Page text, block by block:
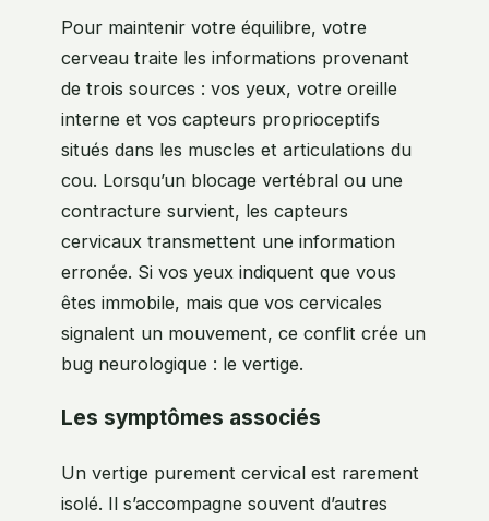
Pour maintenir votre équilibre, votre
cerveau traite les informations provenant
de trois sources : vos yeux, votre oreille
interne et vos capteurs proprioceptifs
situés dans les muscles et articulations du
cou. Lorsqu’un blocage vertébral ou une
contracture survient, les capteurs
cervicaux transmettent une information
erronée. Si vos yeux indiquent que vous
êtes immobile, mais que vos cervicales
signalent un mouvement, ce conflit crée un
bug neurologique : le vertige.
Les symptômes associés
Un vertige purement cervical est rarement
isolé. Il s’accompagne souvent d’autres